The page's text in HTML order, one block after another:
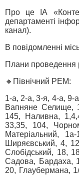
Про це ІА
департаменті
канал).
В повідомленні
Плани проведення
🔸Північний РЕМ:
1-а, 2-а, 3-я, 4-а, 9-
Вапняне Селище,
145, Наливна,
33,35, 104,
Матеріальний,
Ширяєвський, 4,
Слобідський, 18,
Садова, Бардаха,
20, Глаубермана,